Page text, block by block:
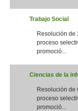
Trabajo Social
Resolución de
proceso
promoció...
Ciencias de la
Resolución de
proceso
promoció...